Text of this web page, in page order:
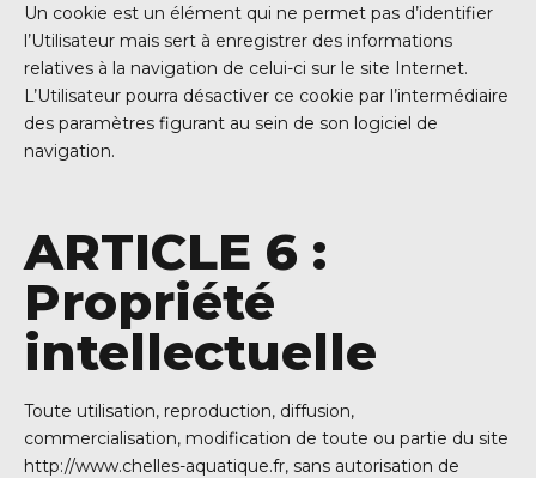
Un cookie est un élément qui ne permet pas d’identifier
l’Utilisateur mais sert à enregistrer des informations
relatives à la navigation de celui-ci sur le site Internet.
L’Utilisateur pourra désactiver ce cookie par l’intermédiaire
des paramètres figurant au sein de son logiciel de
navigation.
ARTICLE 6 :
Propriété
intellectuelle
Toute utilisation, reproduction, diffusion,
commercialisation, modification de toute ou partie du site
http://www.chelles-aquatique.fr, sans autorisation de